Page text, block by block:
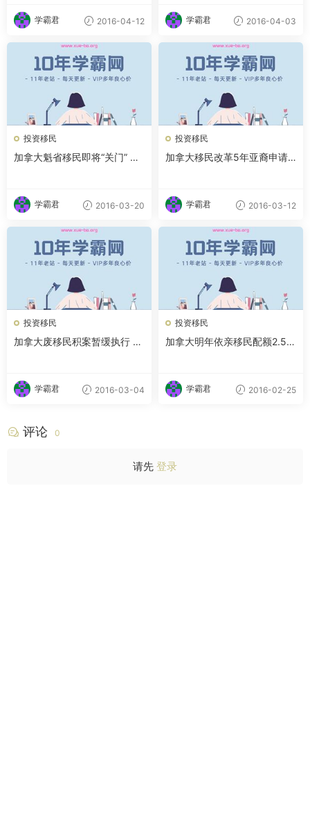
学霸君 2016-04-12 学霸君 2016-04-03
投资移民
加拿大魁省移民即将“关门” 专
学霸君 2016-03-20
投资移民
加拿大移民改革5年亚裔申请
学霸君 2016-03-12
投资移民
加拿大废移民积案暂缓执行 是
学霸君 2016-03-04
投资移民
加拿大明年依亲移民配额2.5万
学霸君 2016-02-25
评论 0
请先 登录